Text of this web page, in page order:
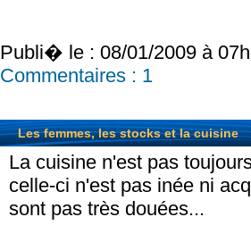
Publi� le : 08/01/2009 à
Commentaires : 1
Les femmes, les stocks et la cuisine
La cuisine n'est pas
celle-ci n'est pas inée ni
sont pas très douées...